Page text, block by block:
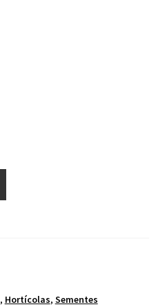
, Hortícolas, Sementes